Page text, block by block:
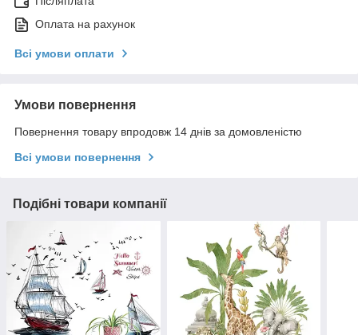
Оплата на рахунок
Всі умови оплати
Умови повернення
Повернення товару впродовж 14 днів за домовленістю
Всі умови повернення
Подібні товари компанії